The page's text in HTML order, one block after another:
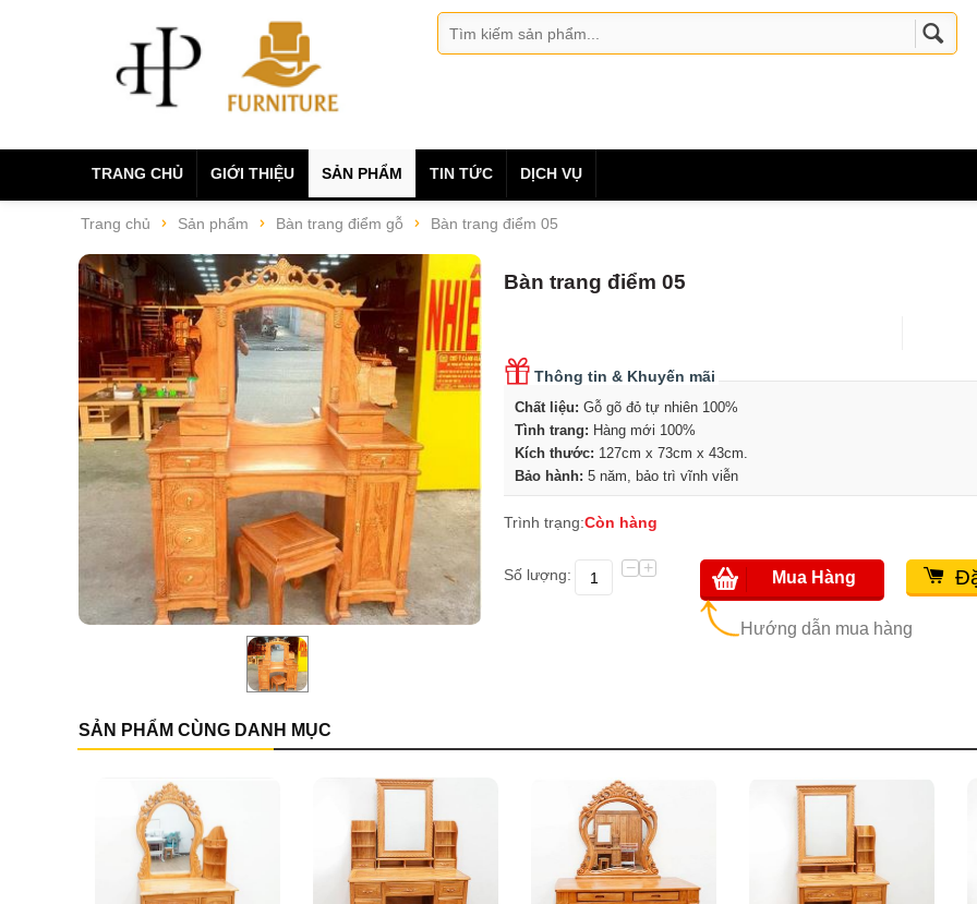
TRANG CHỦ GIỚI THIỆU SẢN PHẨM TIN TỨC DỊCH VỤ
Trang chủ Sản phẩm Bàn trang điểm gỗ Bàn trang điểm 05
Bàn trang điểm 05
Thông tin & Khuyến mãi
Chất liệu: Gỗ gõ đỏ tự nhiên 100%
Tình trang: Hàng mới 100%
Kích thước: 127cm x 73cm x 43cm.
Bảo hành: 5 năm, bảo trì vĩnh viễn
Trình trạng:Còn hàng
Số lượng: +
−
Hướng dẫn mua hàng
Mua Hàng
SẢN PHẨM CÙNG DANH MỤC